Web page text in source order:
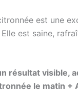
citronnée est une
est saine,
résultat visible,
le matin